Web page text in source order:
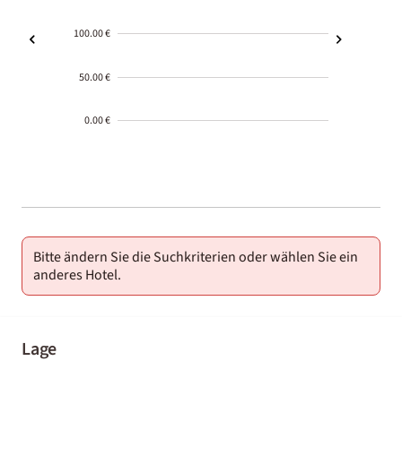
100.00 €
50.00 €
0.00 €
01-02
Bitte ändern Sie die Suchkriterien oder wählen Sie ein
anderes Hotel.
Lage